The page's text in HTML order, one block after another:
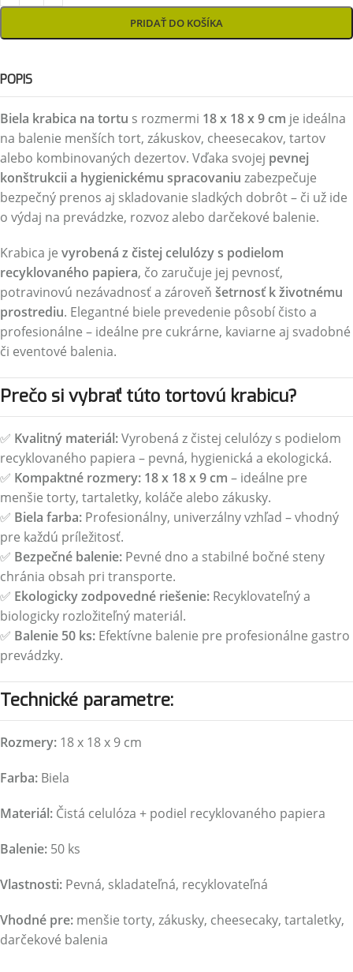
PRIDAŤ DO KOŠÍKA
POPIS
Biela krabica na tortu s rozmermi 18 x 18 x 9 cm je ideálna
na balenie menších tort, zákuskov, cheesecakov, tartov
alebo kombinovaných dezertov. Vďaka svojej pevnej
konštrukcii a hygienickému spracovaniu zabezpečuje
bezpečný prenos aj skladovanie sladkých dobrôt – či už ide
o výdaj na prevádzke, rozvoz alebo darčekové balenie.
Krabica je vyrobená z čistej celulózy s podielom
recyklovaného papiera, čo zaručuje jej pevnosť,
potravinovú nezávadnosť a zároveň šetrnosť k životnému
prostrediu. Elegantné biele prevedenie pôsobí čisto a
profesionálne – ideálne pre cukrárne, kaviarne aj svadobné
či eventové balenia.
Prečo si vybrať túto tortovú krabicu?
✅ Kvalitný materiál:Vyrobená z čistej celulózy s podielom
recyklovaného papiera – pevná, hygienická a ekologická.
✅ Kompaktné rozmery: 18 x 18 x 9 cm – ideálne pre
menšie torty, tartaletky, koláče alebo zákusky.
✅ Biela farba: Profesionálny, univerzálny vzhľad – vhodný
pre každú príležitosť.
✅ Bezpečné balenie: Pevné dno a stabilné bočné steny
chránia obsah pri transporte.
✅ Ekologicky zodpovedné riešenie: Recyklovateľný a
biologicky rozložiteľný materiál.
✅ Balenie 50 ks: Efektívne balenie pre profesionálne gastro
prevádzky.
Technické parametre:
Rozmery: 18 x 18 x 9 cm
Farba: Biela
Materiál: Čistá celulóza + podiel recyklovaného papiera
Balenie: 50 ks
Vlastnosti: Pevná, skladateľná, recyklovateľná
Vhodné pre: menšie torty, zákusky, cheesecaky, tartaletky,
darčekové balenia